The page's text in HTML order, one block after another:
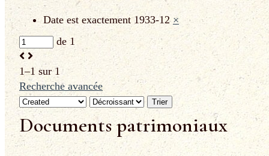
Date est exactement 1933-12 ×
de 1
1–1 sur 1
Recherche avancée
Trier
Documents patrimoniaux